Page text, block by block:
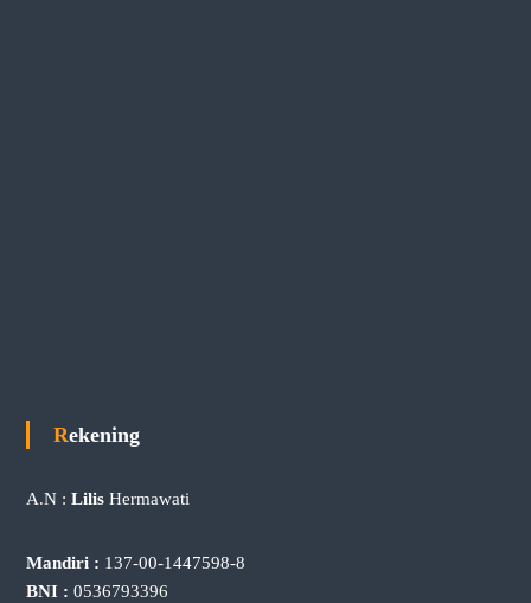
Rekening
A.N : Lilis Hermawati
Mandiri : 137-00-1447598-8
BNI : 0536793396